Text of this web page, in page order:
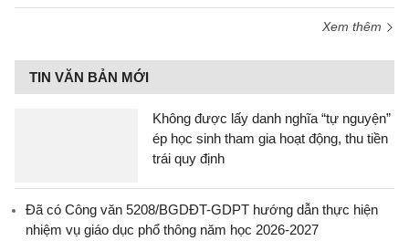
Xem thêm
TIN VĂN BẢN MỚI
Không được lấy danh nghĩa “tự nguyện”
ép học sinh tham gia hoạt động, thu tiền
trái quy định
Đã có Công văn 5208/BGDĐT-GDPT hướng dẫn thực hiện
nhiệm vụ giáo dục phổ thông năm học 2026-2027